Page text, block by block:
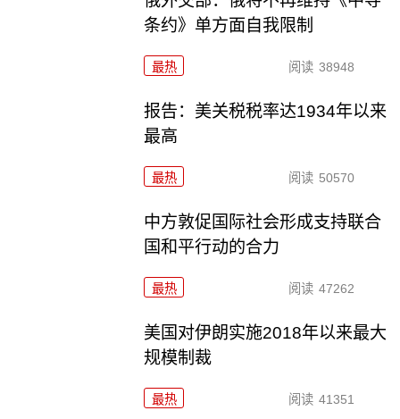
条约》单方面自我限制
最热 阅读 38948
报告：美关税税率达1934年以来
最高
最热 阅读 50570
中方敦促国际社会形成支持联合
国和平行动的合力
最热 阅读 47262
美国对伊朗实施2018年以来最大
规模制裁
最热 阅读 41351